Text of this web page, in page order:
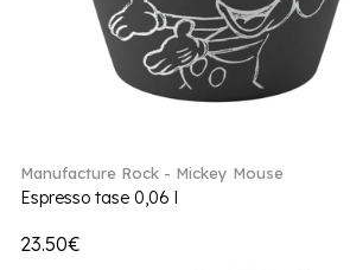
Manufacture Rock - Mickey Mouse
Espresso tase 0,06 l
23.50€